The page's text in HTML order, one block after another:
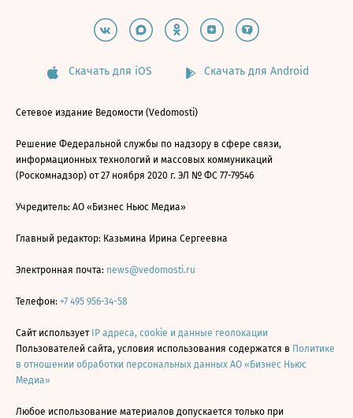
Скачать для iOS Скачать для Android
Сетевое издание Ведомости (Vedomosti)
Решение Федеральной службы по надзору в сфере связи,
информационных технологий и массовых коммуникаций
(Роскомнадзор) от 27 ноября 2020 г. ЭЛ № ФС 77-79546
Учредитель: АО «Бизнес Ньюс Медиа»
Главный редактор: Казьмина Ирина Сергеевна
Электронная почта: news@vedomosti.ru
Телефон: +7 495 956-34-58
Сайт использует IP адреса, cookie и данные геолокации
Пользователей сайта, условия использования содержатся в Политике
в отношении обработки персональных данных АО «Бизнес Ньюс
Медиа»
Любое использование материалов допускается только при